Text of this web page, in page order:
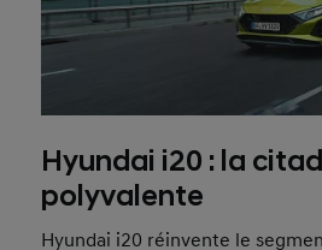
Hyundai i20 : la
polyvalente
Hyundai i20 réinvente le